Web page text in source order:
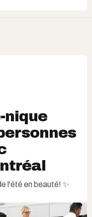
nique
l'été en beauté! ✨